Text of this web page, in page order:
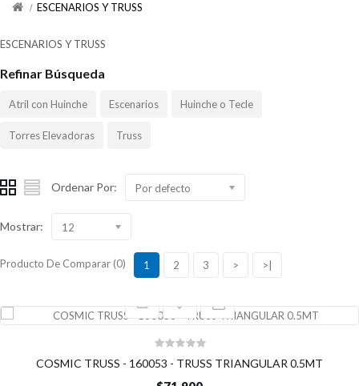
ESCENARIOS Y TRUSS
ESCENARIOS Y TRUSS
Refinar Búsqueda
Atril con Huinche Escenarios Huinche o Tecle
Torres Elevadoras Truss
Ordenar Por: Por defecto
Mostrar: 12
Producto De Comparar (0) 1 2 3 > >|
COSMIC TRUSS - 160053 - TRUSS TRIANGULAR 0.5MT